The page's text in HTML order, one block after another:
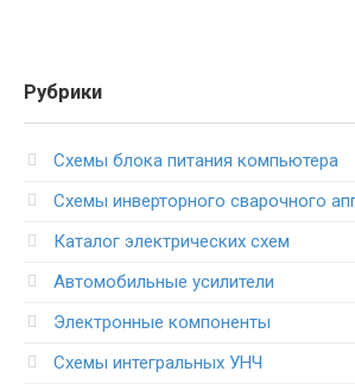
Рубрики
Схемы блока питания компьютера
Схемы инверторного сварочного
Каталог электрических схем
Автомобильные усилители
Электронные компоненты
Схемы интегральных УНЧ